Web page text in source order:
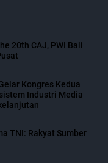
20th CAJ, PWI Bali
Kongres Kedua
Industri Media
TNI: Rakyat Sumber